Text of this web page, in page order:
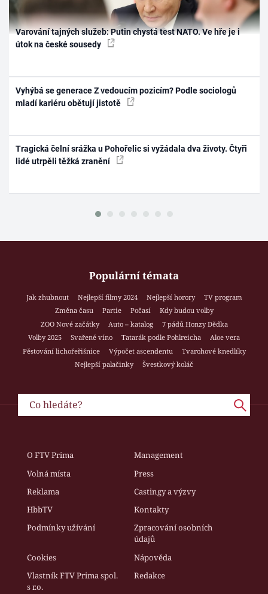
Varování tajných služeb: Putin chystá test NATO. Ve hře je i
útok na české sousedy
Vyhýbá se generace Z vedoucím pozicím? Podle sociologů
mladí kariéru obětují jistotě
Tragická čelní srážka u Pohořelic si vyžádala dva životy. Čtyři
lidé utrpěli těžká zranění
Populární témata
Jak zhubnout Nejlepší filmy 2024 Nejlepší horory
TV program
Změna času
Partie Počasí
Kdy budou volby
ZOO Nové začátky
Auto – katalog
7 pádů Honzy Dědka
Volby 2025
Svařené víno Tatarák podle Pohlreicha
Aloe vera
Pěstování lichořeřišnice
Výpočet ascendentu
Tvarohové knedlíky
Nejlepší palačinky
Švestkový koláč
O FTV Prima
Management
Volná místa
Press
Reklama
Castingy a výzvy
HbbTV
Kontakty
Podmínky užívání
Zpracování osobních
údajů
Cookies
Nápověda
Vlastník FTV Prima spol.
s r.o.
Redakce